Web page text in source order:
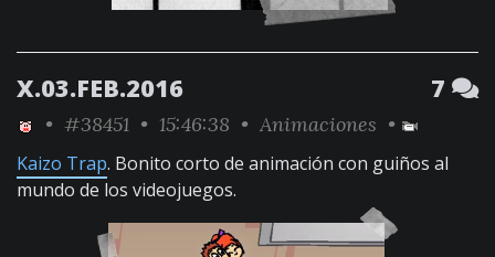
X.03.FEB.2016 7
• #38451 • 15:46:38 • Animaciones •
Kaizo Trap. Bonito corto de animación con guiños al
mundo de los videojuegos.